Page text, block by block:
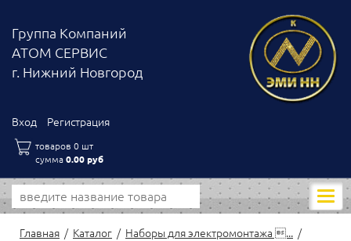
Группа Компаний
АТОМ СЕРВИС
г. Нижний Новгород
Вход Регистрация
товаров 0 шт
сумма 0.00 руб
Главная
Каталог
Наборы для электромонтажа ...